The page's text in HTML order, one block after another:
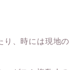
り、時には現地の